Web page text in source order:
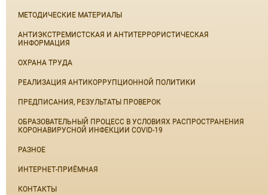
МЕТОДИЧЕСКИЕ МАТЕРИАЛЫ
АНТИЭКСТРЕМИСТСКАЯ И АНТИТЕРРОРИСТИЧЕСКАЯ
ИНФОРМАЦИЯ
ОХРАНА ТРУДА
РЕАЛИЗАЦИЯ АНТИКОРРУПЦИОННОЙ ПОЛИТИКИ
ПРЕДПИСАНИЯ, РЕЗУЛЬТАТЫ ПРОВЕРОК
ОБРАЗОВАТЕЛЬНЫЙ ПРОЦЕСС В УСЛОВИЯХ РАСПРОСТРАНЕНИЯ
КОРОНАВИРУСНОЙ ИНФЕКЦИИ COVID-19
РАЗНОЕ
ИНТЕРНЕТ-ПРИЁМНАЯ
КОНТАКТЫ